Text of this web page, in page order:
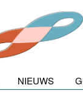
NIEUWS